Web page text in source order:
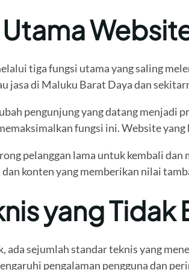
tiga fungsi utama yang saling
jasa di Maluku Barat Daya dan
pengunjung yang datang menjadi
fungsi ini. Website
pelanggan lama untuk kembali
konten yang memberikan nilai
yang
ada sejumlah standar teknis yang
pengalaman pengguna dan